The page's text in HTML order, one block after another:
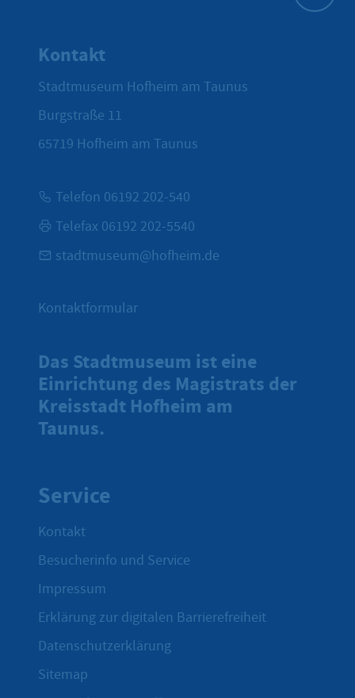
Kontakt
Stadtmuseum Hofheim am Taunus
Burgstraße 11
65719 Hofheim am Taunus
Telefon 06192 202-540
Telefax 06192 202-5540
stadtmuseum@hofheim.de
Kontaktformular
Das Stadtmuseum ist eine
Einrichtung des Magistrats der
Kreisstadt Hofheim am
Taunus.
Service
Kontakt
Besucherinfo und Service
Impressum
Erklärung zur digitalen Barrierefreiheit
Datenschutzerklärung
Sitemap